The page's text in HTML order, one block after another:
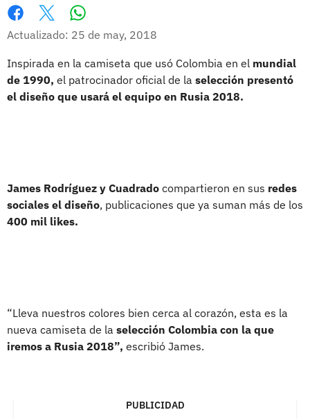
Facebook
X
Actualizado: 25 de may, 2018
Inspirada en la camiseta que usó Colombia en el mundial
de 1990, el patrocinador oficial de la selección presentó
el diseño que usará el equipo en Rusia 2018.
James Rodríguez y Cuadrado compartieron en sus redes
sociales el diseño, publicaciones que ya suman más de los
400 mil likes.
“Lleva nuestros colores bien cerca al corazón, esta es la
nueva camiseta de la selección Colombia con la que
iremos a Rusia 2018”, escribió James.
PUBLICIDAD